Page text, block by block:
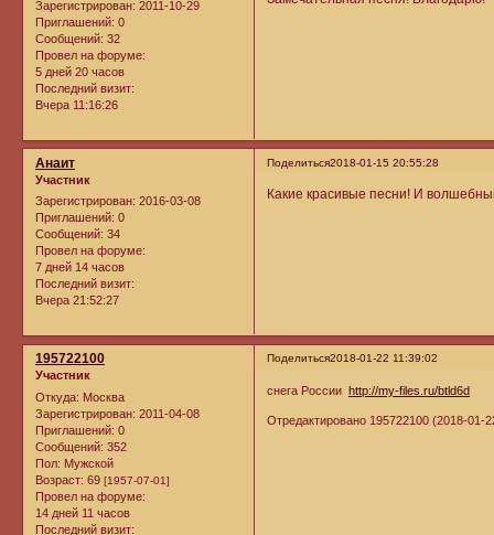
Зарегистрирован: 2011-10-29
Приглашений: 0
Сообщений: 32
Провел на форуме:
5 дней 20 часов
Последний визит:
Вчера 11:16:26
Поделиться2018-01-15 20:55:28
Анаит
Участник
Зарегистрирован: 2016-03-08
Приглашений: 0
Сообщений: 34
Провел на форуме:
7 дней 14 часов
Последний визит:
Вчера 21:52:27
Какие красивые песни! И
Поделиться2018-01-22 11:39:02
195722100
Участник
Откуда: Москва
Зарегистрирован: 2011-04-08
Приглашений: 0
Сообщений: 352
Пол: Мужской
Возраст: 69 [1957-07-01]
Провел на форуме:
14 дней 11 часов
Последний визит:
снега Россииhttp://my-files.ru/btld6d
Отредактировано 195722100 (2018-01-